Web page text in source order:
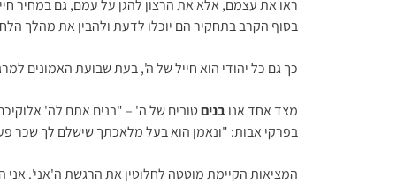
ראו את עצמם, אלא את הרצון להגן על עמם, גם במחיר
בסוף הקרב בתחקיר הם יוכלו לדעת ולהבין את מהלך
כך גם כל יהודי הוא חייל של ה', בעת שבועת האמונים
מצד אחד אנובניםטובים של ה' – "בנים אתם לה'
בפרקי אבות: "ונאמן הוא בעל מלאכתך שישלם לך שכר
המציאות הקיימת מוטטה לחלוטין את הרגשת ה'אני'.